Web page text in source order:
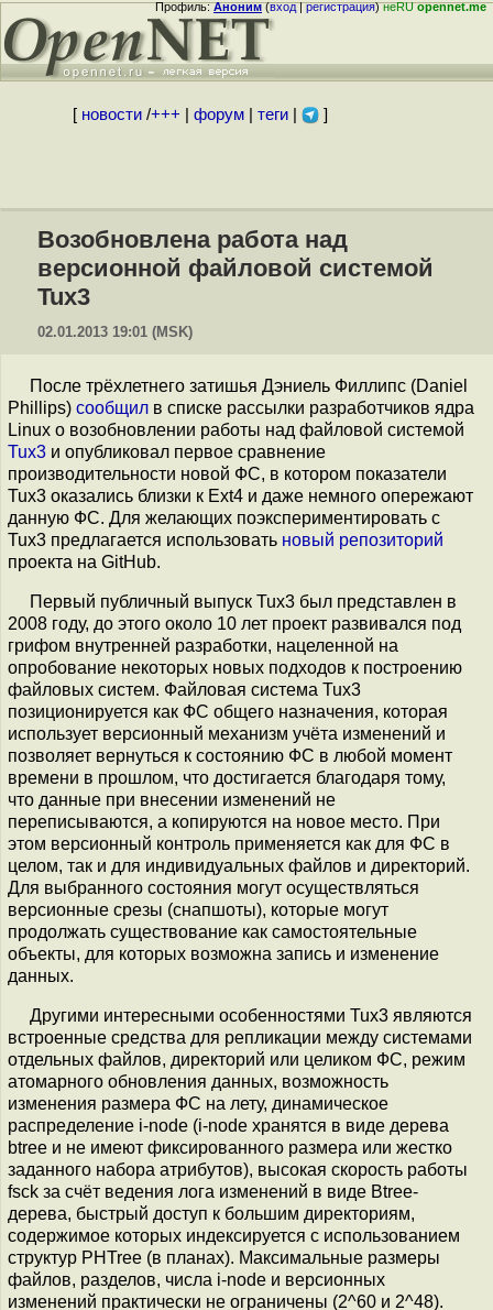
Профиль:Аноним(вход|регистрация)неRUopennet.me
[ новости/+++ форум| теги| ]
Возобновлена работа над
версионной файловой системой
Tux3
02.01.2013 19:01 (MSK)
После трёхлетнего затишья Дэниель Филлипс (Daniel
Phillips) сообщил в списке рассылки разработчиков ядра
Linux о возобновлении работы над файловой системой
Tux3 и опубликовал первое сравнение
производительности новой ФС, в котором показатели
Tux3 оказались близки к Ext4 и даже немного опережают
данную ФС. Для желающих поэкспериментировать с
Tux3 предлагается использовать новый репозиторий
проекта на GitHub.
Первый публичный выпуск Tux3 был представлен в
2008 году, до этого около 10 лет проект развивался под
грифом внутренней разработки, нацеленной на
опробование некоторых новых подходов к построению
файловых систем. Файловая система Tux3
позиционируется как ФС общего назначения, которая
использует версионный механизм учёта изменений и
позволяет вернуться к состоянию ФС в любой момент
времени в прошлом, что достигается благодаря тому,
что данные при внесении изменений не
переписываются, а копируются на новое место. При
этом версионный контроль применяется как для ФС в
целом, так и для индивидуальных файлов и директорий.
Для выбранного состояния могут осуществляться
версионные срезы (снапшоты), которые могут
продолжать существование как самостоятельные
объекты, для которых возможна запись и изменение
данных.
Другими интересными особенностями Tux3 являются
встроенные средства для репликации между системами
отдельных файлов, директорий или целиком ФС, режим
атомарного обновления данных, возможность
изменения размера ФС на лету, динамическое
распределение i-node (i-node хранятся в виде дерева
btree и не имеют фиксированного размера или жестко
заданного набора атрибутов), высокая скорость работы
fsck за счёт ведения лога изменений в виде Btree-
дерева, быстрый доступ к большим директориям,
содержимое которых индексируется с использованием
структур PHTree (в планах). Максимальные размеры
файлов, разделов, числа i-node и версионных
изменений практически не ограничены (2^60 и 2^48).